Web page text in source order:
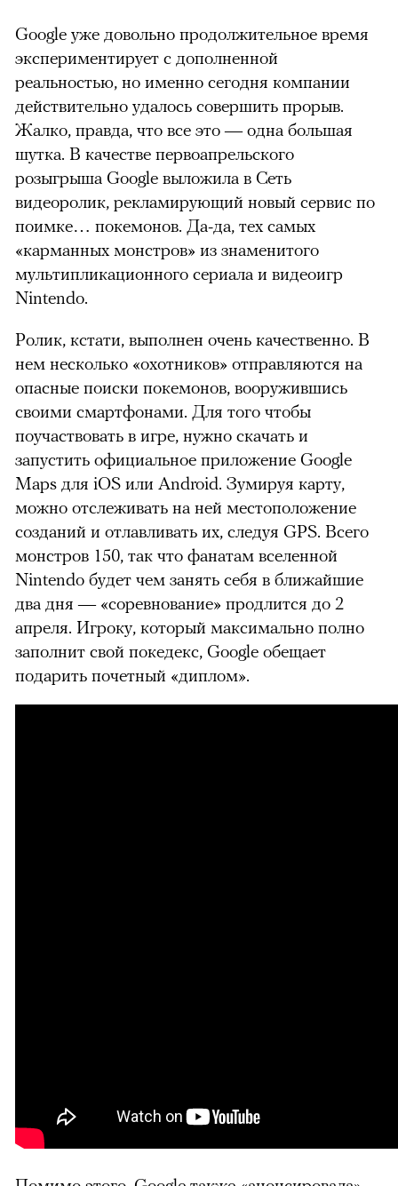
Google уже довольно продолжительное время
экспериментирует с дополненной
реальностью, но именно сегодня компании
действительно удалось совершить прорыв.
Жалко, правда, что все это — одна большая
шутка. В качестве первоапрельского
розыгрыша Google выложила в Сеть
видеоролик, рекламирующий новый сервис по
поимке… покемонов. Да-да, тех самых
«карманных монстров» из знаменитого
мультипликационного сериала и видеоигр
Nintendo.
Ролик, кстати, выполнен очень качественно. В
нем несколько «охотников» отправляются на
опасные поиски покемонов, вооружившись
своими смартфонами. Для того чтобы
поучаствовать в игре, нужно скачать и
запустить официальное приложение Google
Maps для iOS или Android. Зумируя карту,
можно отслеживать на ней местоположение
созданий и отлавливать их, следуя GPS. Всего
монстров 150, так что фанатам вселенной
Nintendo будет чем занять себя в ближайшие
два дня — «соревнование» продлится до 2
апреля. Игроку, который максимально полно
заполнит свой покедекс, Google обещает
подарить почетный «диплом».